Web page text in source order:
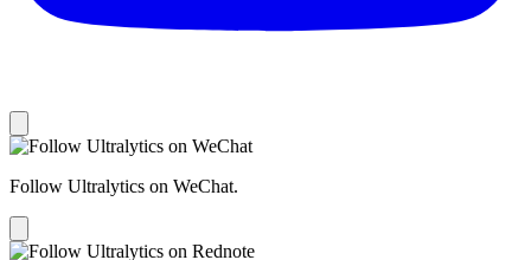
Follow Ultralytics on WeChat.